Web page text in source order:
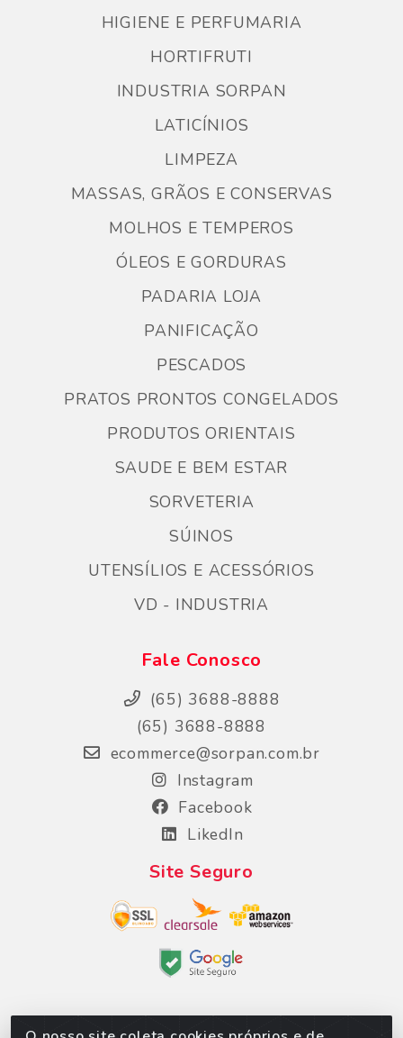
HIGIENE E PERFUMARIA
HORTIFRUTI
INDUSTRIA SORPAN
LATICÍNIOS
LIMPEZA
MASSAS, GRÃOS E CONSERVAS
MOLHOS E TEMPEROS
ÓLEOS E GORDURAS
PADARIA LOJA
PANIFICAÇÃO
PESCADOS
PRATOS PRONTOS CONGELADOS
PRODUTOS ORIENTAIS
SAUDE E BEM ESTAR
SORVETERIA
SÚINOS
UTENSÍLIOS E ACESSÓRIOS
VD - INDUSTRIA
Fale Conosco
(65) 3688-8888
(65) 3688-8888
ecommerce@sorpan.com.br
Instagram
Facebook
LikedIn
Site Seguro